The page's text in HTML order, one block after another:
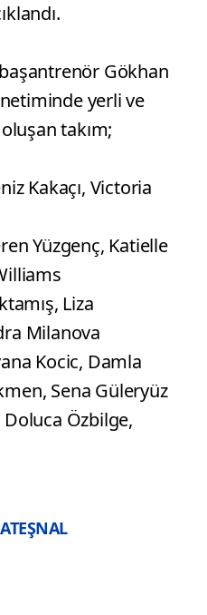
Gökhan
yerli ve
takım;
Kakaçı, Victoria
Yüzgenç, Katielle
Liza
Milanova
Kocic, Damla
Sena Güleryüz
Özbilge,